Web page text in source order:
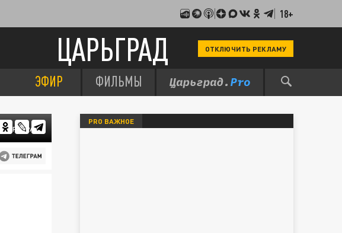
18+
ЦАРЬГРАД ОТКЛЮЧИТЬ РЕКЛАМУ
ЭФИР ФИЛЬМЫ
ЦАРЬГРАД
PRO ВАЖНОЕ